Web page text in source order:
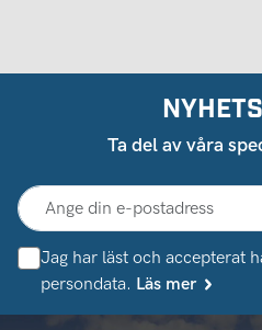
Ta del av våra
Jag har läst och accepterat
persondata. Läs mer